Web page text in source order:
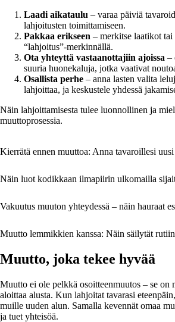
Laadi aikataulu – varaa päiviä
lahjoitusten toimittamiseen.
Pakkaa erikseen – merkitse laatikot tai
“lahjoitus”-merkinnällä.
Ota yhteyttä vastaanottajiin ajoissa –
suuria huonekaluja, jotka vaativat
Osallista perhe – anna lasten valita
lahjoittaa, ja keskustele yhdessä
Näin lahjoittamisesta tulee luonnollinen ja
muuttoprosessia.
Kierrätä ennen muuttoa: Anna tavaroillesi
Näin luot kodikkaan ilmapiirin ulkomailla
Vakuutus muuton yhteydessä – näin hauraat
Muutto lemmikkien kanssa: Näin säilytät
Muutto, joka tekee hyvää
Muutto ei ole pelkkä osoitteenmuutos – se on
aloittaa alusta. Kun lahjoitat tavarasi
muille uuden alun. Samalla kevennät omaa
ja tuet yhteisöä.